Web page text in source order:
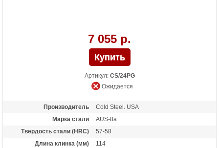
7 055 р.
Артикул: CS/24PG
Ожидается
Производитель
Cold Steel. USA
Марка стали
AUS-8a
Твердость стали (HRC)
57-58
Длина клинка (мм)
114